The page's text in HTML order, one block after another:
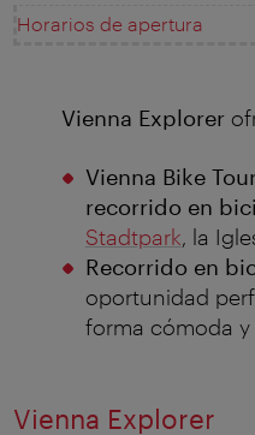
Horarios de apertura
Vienna Explorer
Vienna Bike
recorrido en
Stadtpark, la
Recorrido en
oportunidad
forma cómoda
Vienna Explorer